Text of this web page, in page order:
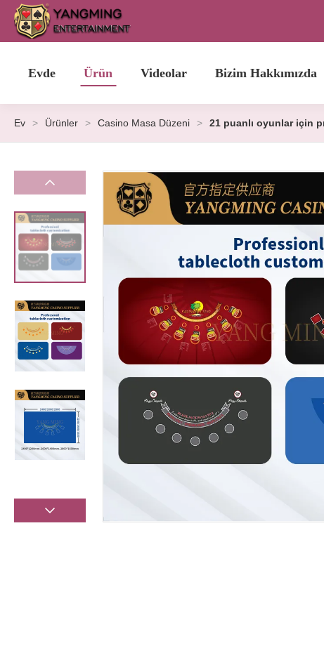
Evde Ürün Videolar Bizim Hakkımızda
Ev > Ürünler > Casino Masa Düzeni > 21 puanlı oyunlar için